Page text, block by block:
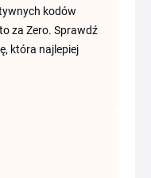
kodów
za Zero. Sprawdź
która najlepiej